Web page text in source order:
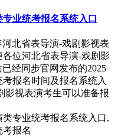
业统考报名系统入口
北省表导演-戏剧影视表
位河北省表导演-戏剧影
经同步官网发布的2025
报名时间及报名系统入
影视表演考生可以准备报